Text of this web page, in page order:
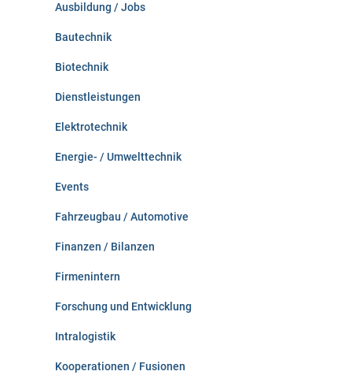
Ausbildung / Jobs
Bautechnik
Biotechnik
Dienstleistungen
Elektrotechnik
Energie- / Umwelttechnik
Events
Fahrzeugbau / Automotive
Finanzen / Bilanzen
Firmenintern
Forschung und Entwicklung
Intralogistik
Kooperationen / Fusionen